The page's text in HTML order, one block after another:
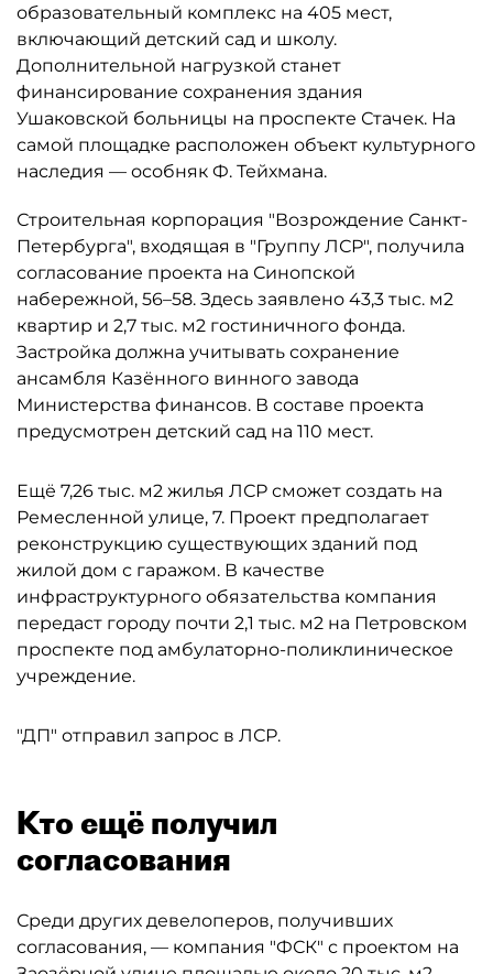
образовательный комплекс на 405 мест,
включающий детский сад и школу.
Дополнительной нагрузкой станет
финансирование сохранения здания
Ушаковской больницы на проспекте Стачек. На
самой площадке расположен объект культурного
наследия — особняк Ф. Тейхмана.
Строительная корпорация "Возрождение Санкт-
Петербурга", входящая в "Группу ЛСР", получила
согласование проекта на Синопской
набережной, 56–58. Здесь заявлено 43,3 тыс. м2
квартир и 2,7 тыс. м2 гостиничного фонда.
Застройка должна учитывать сохранение
ансамбля Казённого винного завода
Министерства финансов. В составе проекта
предусмотрен детский сад на 110 мест.
Ещё 7,26 тыс. м2 жилья ЛСР сможет создать на
Ремесленной улице, 7. Проект предполагает
реконструкцию существующих зданий под
жилой дом с гаражом. В качестве
инфраструктурного обязательства компания
передаст городу почти 2,1 тыс. м2 на Петровском
проспекте под амбулаторно-поликлиническое
учреждение.
"ДП" отправил запрос в ЛСР.
Кто ещё получил
согласования
Среди других девелоперов, получивших
согласования, — компания "ФСК" с проектом на